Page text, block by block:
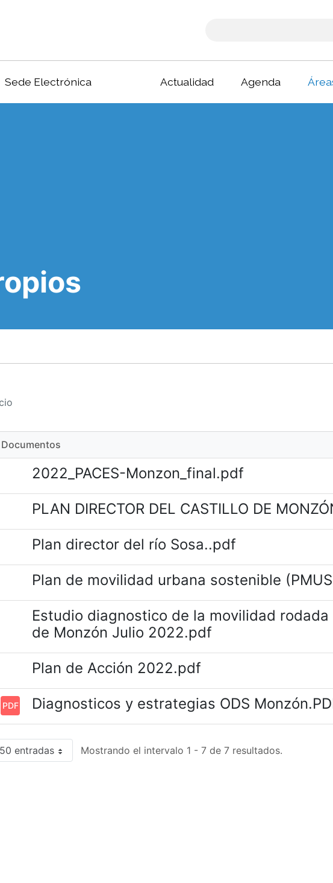
Sede Electrónica Actualidad Agenda
Documentos
2022_PACES-Monzon_final.pdf
PLAN DIRECTOR DEL CASTILLO DE
Plan director del río Sosa..pdf
Plan de movilidad urbana sostenible
Estudio diagnostico de la movilidad
de Monzón Julio 2022.pdf
Plan de Acción 2022.pdf
PDF Diagnosticos y estrategias ODS
50 entradas Mostrando el intervalo 1 - 7 de 7 resultados.